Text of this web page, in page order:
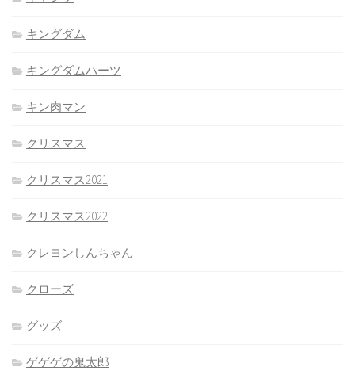
キングダム
キングダムハーツ
キン肉マン
クリスマス
クリスマス2021
クリスマス2022
クレヨンしんちゃん
クローズ
グッズ
ゲゲゲの鬼太郎